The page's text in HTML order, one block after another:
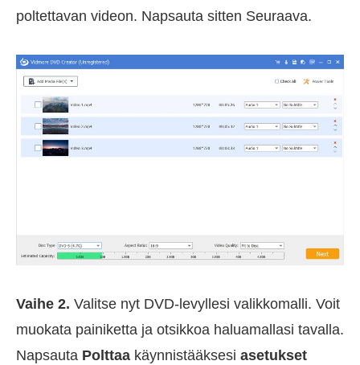
poltettavan videon. Napsauta sitten Seuraava.
Vaihe 2. Valitse nyt DVD-levyllesi valikkomalli. Voit
muokata painiketta ja otsikkoa haluamallasi tavalla.
Napsauta Polttaa käynnistääksesi asetukset